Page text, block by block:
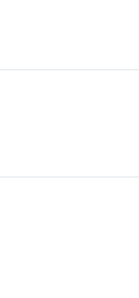
и